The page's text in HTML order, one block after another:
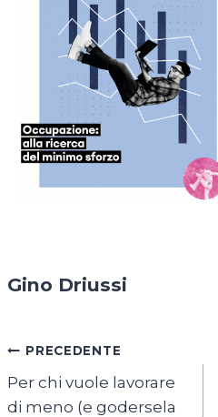
Gino Driussi
Navigazione
articoli
PRECEDENTE
Per chi vuole lavorare
di meno (e godersela